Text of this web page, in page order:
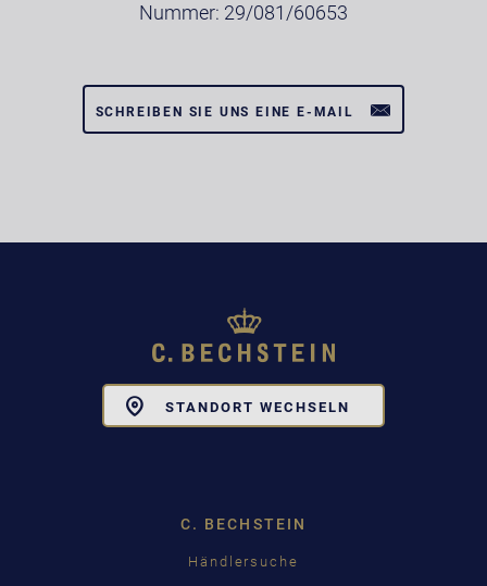
Nummer: 29/081/60653
SCHREIBEN SIE UNS EINE E-MAIL
STANDORT WECHSELN
C. BECHSTEIN
Händlersuche